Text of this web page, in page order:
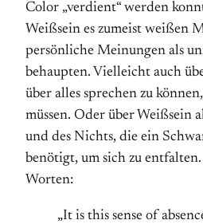
Color „verdient“ werden
Weißsein es zumeist weißen
persönliche Meinungen als
behaupten. Vielleicht auch
über alles sprechen zu
müssen. Oder über Weißsein
und des Nichts, die ein
benötigt, um sich zu
Worten:
„It is this sense of